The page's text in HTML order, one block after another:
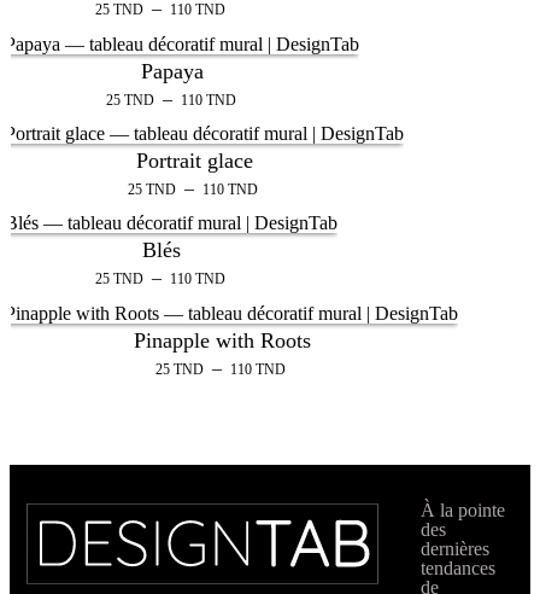
25 TND – 110 TND
Papaya
25 TND – 110 TND
Portrait glace
25 TND – 110 TND
Blés
25 TND – 110 TND
Pinapple with Roots
25 TND – 110 TND
À la pointe
des
dernières
tendances
de